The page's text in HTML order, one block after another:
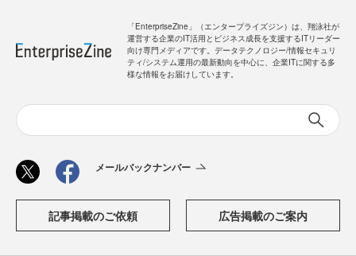
「EnterpriseZine」（エンタープライズジン）は、翔泳社が
運営する企業のIT活用とビジネス成長を支援するITリーダー
向け専門メディアです。データテクノロジー/情報セキュリ
ティ/システム運用の最新動向を中心に、企業ITに関する多
様な情報をお届けしています。
メールバックナンバー
記事掲載のご依頼 広告掲載のご案内